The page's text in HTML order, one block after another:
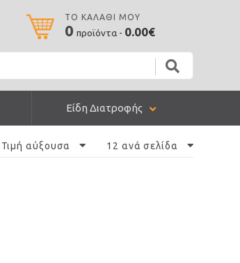
ΤΟ ΚΑΛΑΘΙ ΜΟΥ
0 προϊόντα - 0.00€
Είδη Διατροφής
Τιμή αύξουσα 12 ανά σελίδα